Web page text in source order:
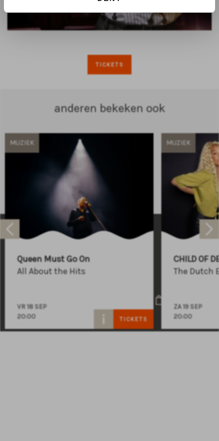
TICKETS
anderen bekeken ook
MUZIEK
Queen Must Go On
All About the Hits
VR 18 SEP
20:00
TICKETS
MUZIEK
CHILD OF
The Dutch
ZA 19 SEP
20:00
+31 (0)591 - 850 856
info@atlastheater.nl